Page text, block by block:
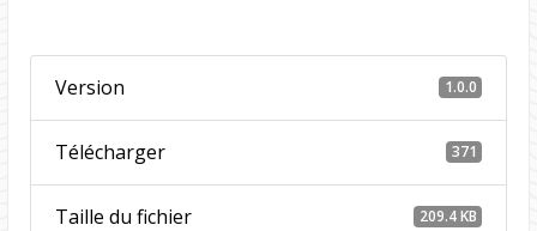
Version 1.0.0
Télécharger 371
Taille du fichier 209.4 KB